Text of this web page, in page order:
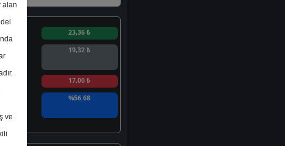
23,36 ₺
19,32 ₺
17,00 ₺
%56.68
alan
ve